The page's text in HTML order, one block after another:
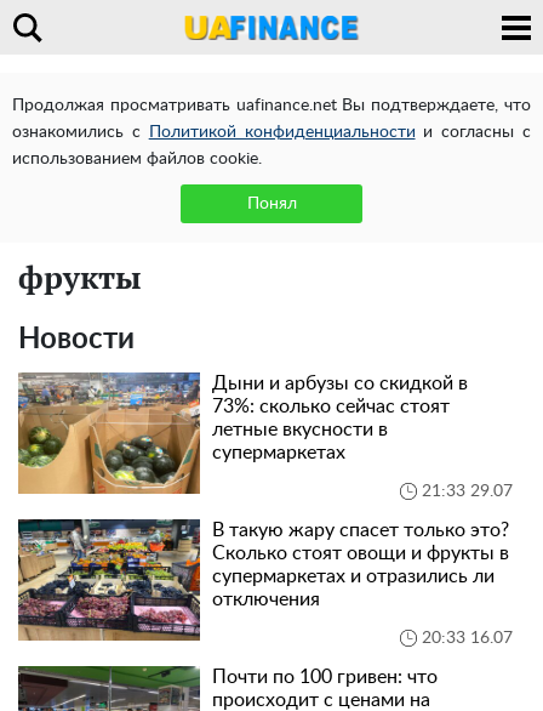
Продолжая просматривать uafinance.net Вы подтверждаете, что
ознакомились с
Политикой конфиденциальности и согласны с
использованием файлов cookie.
Понял
фрукты
Новости
Дыни и арбузы со скидкой в
73%: сколько сейчас стоят
летные вкусности в
супермаркетах
21:33 29.07
В такую жару спасет только это?
Сколько стоят овощи и фрукты в
супермаркетах и отразились ли
отключения
20:33 16.07
Почти по 100 гривен: что
происходит с ценами на